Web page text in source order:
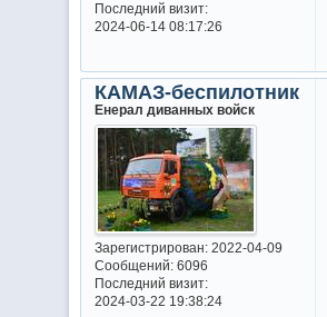
Последний визит:
2024-06-14 08:17:26
КАМАЗ-беспилотник
Енерал диванных войск
Зарегистрирован: 2022-04-09
Сообщений:6096
Последний визит:
2024-03-22 19:38:24